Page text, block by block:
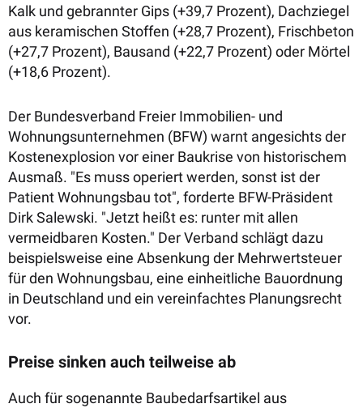
Kalk und gebrannter Gips (+39,7 Prozent), Dachziegel
aus keramischen Stoffen (+28,7 Prozent), Frischbeton
(+27,7 Prozent), Bausand (+22,7 Prozent) oder Mörtel
(+18,6 Prozent).
Der Bundesverband Freier Immobilien- und
Wohnungsunternehmen (BFW) warnt angesichts der
Kostenexplosion vor einer Baukrise von historischem
Ausmaß. "Es muss operiert werden, sonst ist der
Patient Wohnungsbau tot", forderte BFW-Präsident
Dirk Salewski. "Jetzt heißt es: runter mit allen
vermeidbaren Kosten." Der Verband schlägt dazu
beispielsweise eine Absenkung der Mehrwertsteuer
für den Wohnungsbau, eine einheitliche Bauordnung
in Deutschland und ein vereinfachtes Planungsrecht
vor.
Preise sinken auch teilweise ab
Auch für sogenannte Baubedarfsartikel aus